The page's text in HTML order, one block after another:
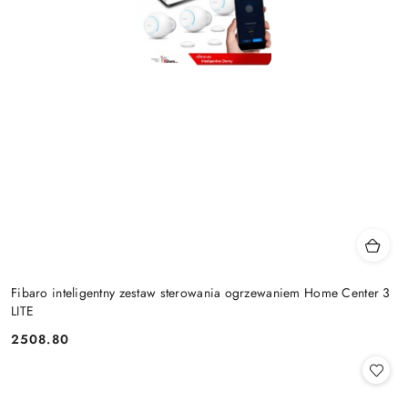
Fibaro inteligentny zestaw sterowania ogrzewaniem Home Center 3
LITE
Cena:
2508.80